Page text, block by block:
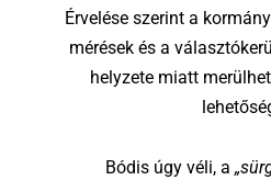
Érvelése szerint a
mérések és a
helyzete miatt
Bódis úgy véli, a